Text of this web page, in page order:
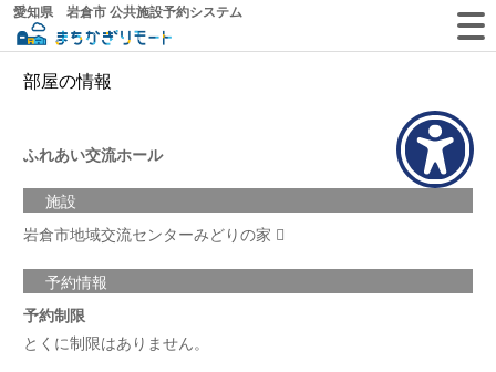
愛知県 岩倉市 公共施設予約システム
部屋の情報
ふれあい交流ホール
施設
岩倉市地域交流センターみどりの家
予約情報
予約制限
とくに制限はありません。